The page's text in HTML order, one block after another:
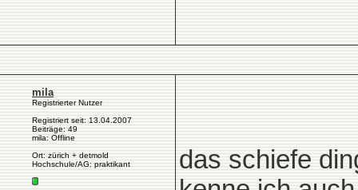
mila
Registrierter Nutzer
Registriert seit: 13.04.2007
Beiträge: 49
mila: Offline
Ort: zürich + detmold
Hochschule/AG: praktikant
das schiefe